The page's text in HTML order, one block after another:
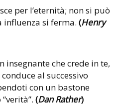
per l’eternità; non si può
influenza si ferma. (Henry
insegnante che crede in te,
al successivo
con un bastone
(Dan Rather)